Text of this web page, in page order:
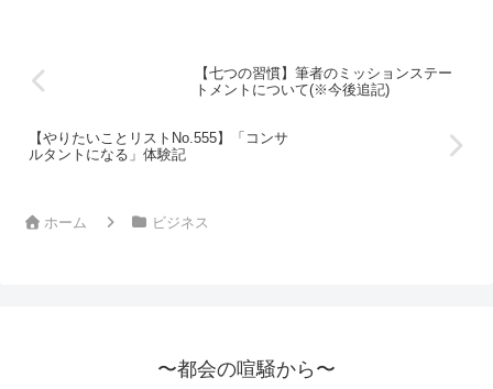
【七つの習慣】筆者のミッションステー
トメントについて(※今後追記)
【やりたいことリストNo.555】「コンサ
ルタントになる」体験記
ホーム ビジネス
〜都会の喧騒から〜